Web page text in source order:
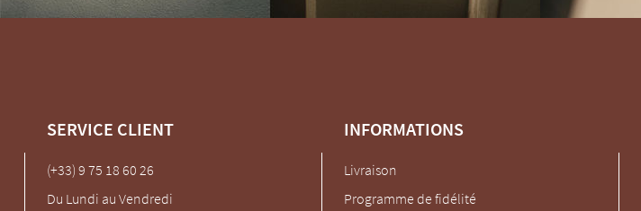
SERVICE CLIENT
(+33) 9 75 18 60 26
Du Lundi au Vendredi
INFORMATIONS
Livraison
Programme de fidélité